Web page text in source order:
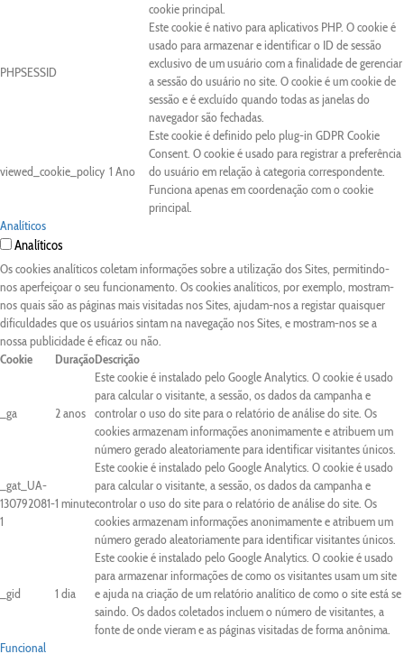
cookie principal.
PHPSESSID
Este cookie é nativo para aplicativos PHP. O cookie é
usado para armazenar e identificar o ID de sessão
exclusivo de um usuário com a finalidade de gerenciar
a sessão do usuário no site. O cookie é um cookie de
sessão e é excluído quando todas as janelas do
navegador são fechadas.
viewed_cookie_policy 1 Ano
Este cookie é definido pelo plug-in GDPR Cookie
Consent. O cookie é usado para registrar a preferência
do usuário em relação à categoria correspondente.
Funciona apenas em coordenação com o cookie
principal.
Analíticos
Analíticos
Os cookies analíticos coletam informações sobre a utilização dos Sites, permitindo-
nos aperfeiçoar o seu funcionamento. Os cookies analíticos, por exemplo, mostram-
nos quais são as páginas mais visitadas nos Sites, ajudam-nos a registar quaisquer
dificuldades que os usuários sintam na navegação nos Sites, e mostram-nos se a
nossa publicidade é eficaz ou não.
Cookie
DuraçãoDescrição
_ga 2 anos
Este cookie é instalado pelo Google Analytics. O cookie é usado
para calcular o visitante, a sessão, os dados da campanha e
controlar o uso do site para o relatório de análise do site. Os
cookies armazenam informações anonimamente e atribuem um
número gerado aleatoriamente para identificar visitantes únicos.
_gat_UA-
130792081-
1
1 minute
Este cookie é instalado pelo Google Analytics. O cookie é usado
para calcular o visitante, a sessão, os dados da campanha e
controlar o uso do site para o relatório de análise do site. Os
cookies armazenam informações anonimamente e atribuem um
número gerado aleatoriamente para identificar visitantes únicos.
_gid 1 dia
Este cookie é instalado pelo Google Analytics. O cookie é usado
para armazenar informações de como os visitantes usam um site
e ajuda na criação de um relatório analítico de como o site está se
saindo. Os dados coletados incluem o número de visitantes, a
fonte de onde vieram e as páginas visitadas de forma anônima.
Funcional